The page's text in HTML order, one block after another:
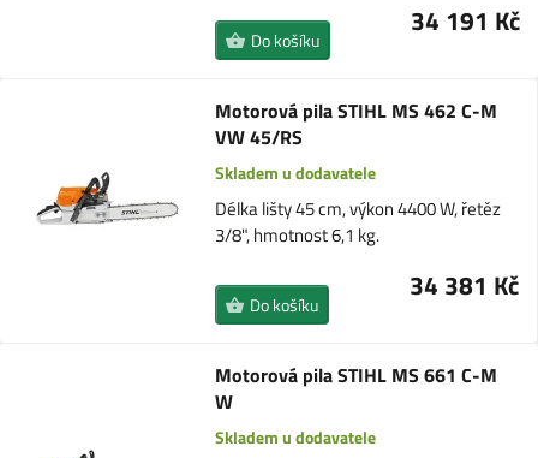
34 191 Kč
Do košíku
Motorová pila STIHL MS 462 C-M
VW 45/RS
Skladem u dodavatele
Délka lišty 45 cm, výkon 4400 W, řetěz
3/8", hmotnost 6,1 kg.
34 381 Kč
Do košíku
Motorová pila STIHL MS 661 C-M
W
Skladem u dodavatele